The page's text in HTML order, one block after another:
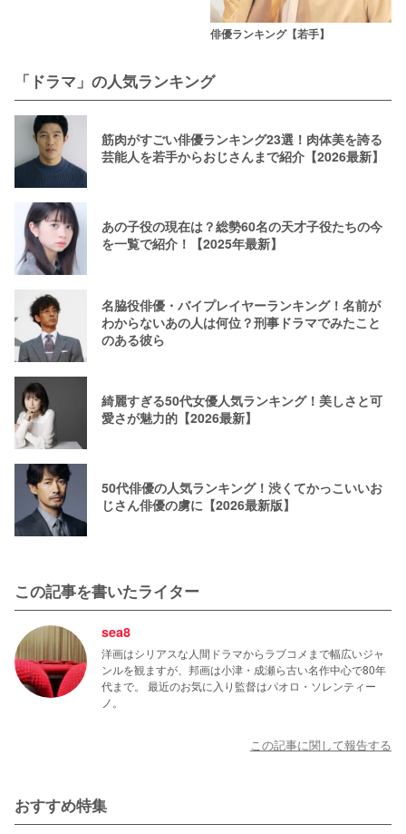
俳優ランキング【若手】
「ドラマ」の人気ランキング
筋肉がすごい俳優ランキング23選！肉体美を誇る
芸能人を若手からおじさんまで紹介【2026最新】
あの子役の現在は？総勢60名の天才子役たちの今
を一覧で紹介！【2025年最新】
名脇役俳優・バイプレイヤーランキング！名前が
わからないあの人は何位？刑事ドラマでみたこと
のある彼ら
綺麗すぎる50代女優人気ランキング！美しさと可
愛さが魅力的【2026最新】
50代俳優の人気ランキング！渋くてかっこいいお
じさん俳優の虜に【2026最新版】
この記事を書いたライター
sea8
洋画はシリアスな人間ドラマからラブコメまで幅広いジャ
ンルを観ますが、邦画は小津・成瀬ら古い名作中心で80年
代まで。 最近のお気に入り監督はパオロ・ソレンティー
ノ。
この記事に関して報告する
おすすめ特集